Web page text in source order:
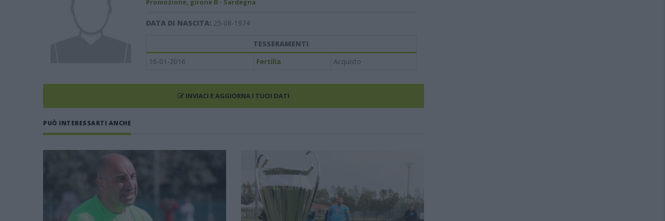
Promozione, girone B - Sardegna
DATA DI NASCITA: 25-08-1974
TESSERAMENTI
16-01-2016
Fertilia Acquisto
INVIACI E AGGIORNA I TUOI DATI
PUÒ INTERESSARTI ANCHE